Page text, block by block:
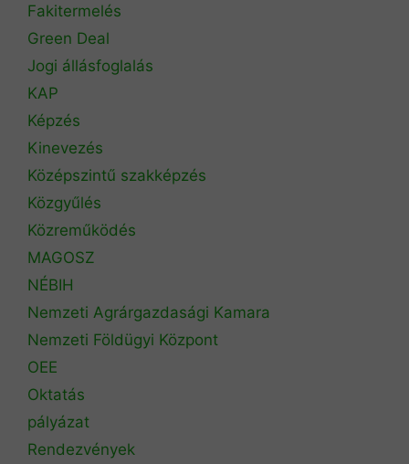
Fakitermelés
Green Deal
Jogi állásfoglalás
KAP
Képzés
Kinevezés
Középszintű szakképzés
Közgyűlés
Közreműködés
MAGOSZ
NÉBIH
Nemzeti Agrárgazdasági Kamara
Nemzeti Földügyi Központ
OEE
Oktatás
pályázat
Rendezvények